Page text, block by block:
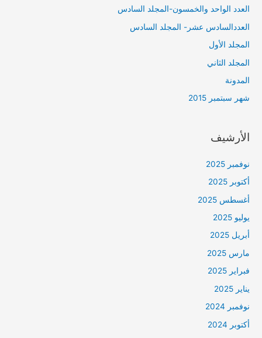
العدد الواحد والخمسون-المجلد السادس
العددالسادس عشر- المجلد السادس
المجلد الأول
المجلد الثاني
المدونة
شهر سبتمبر 2015
الأرشيف
نوفمبر 2025
أكتوبر 2025
أغسطس 2025
يوليو 2025
أبريل 2025
مارس 2025
فبراير 2025
يناير 2025
نوفمبر 2024
أكتوبر 2024